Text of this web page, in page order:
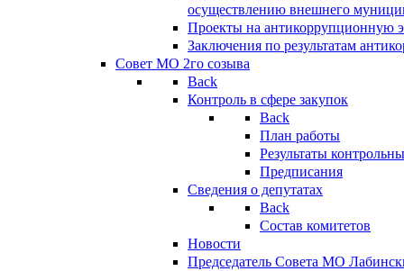
осуществлению внешнего
Проекты на антикоррупционную
Заключения по результатам
Совет МО 2го созыва
Back
Контроль в сфере закупок
Back
План работы
Результаты
Предписания
Сведения о депутатах
Back
Состав комитетов
Новости
Председатель Совета МО